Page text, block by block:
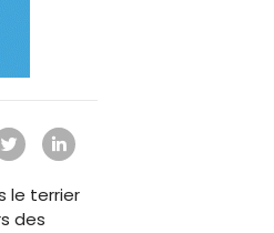
le terrier
des